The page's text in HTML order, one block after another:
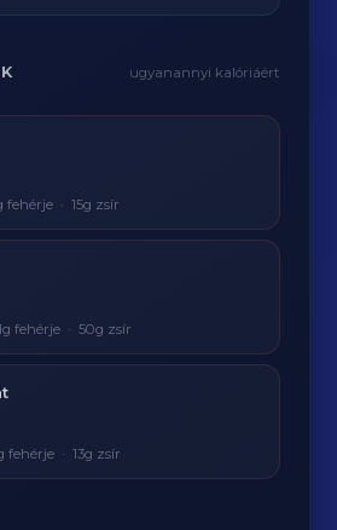
ugyanannyi kalóriáért
fehérje · 15g zsír
fehérje · 50g zsír
fehérje · 13g zsír